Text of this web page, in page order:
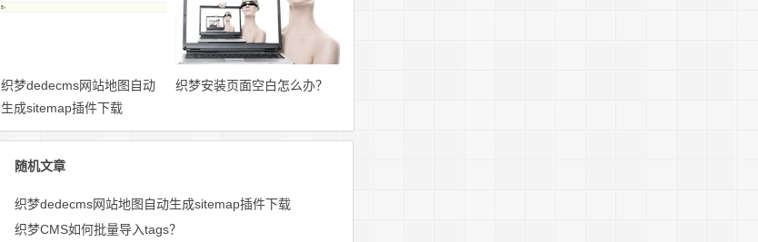
织梦dedecms网站地图自动
生成sitemap插件下载
织梦安装页面空白怎么办？
随机文章
织梦dedecms网站地图自动生成sitemap插件下载
织梦CMS如何批量导入tags？